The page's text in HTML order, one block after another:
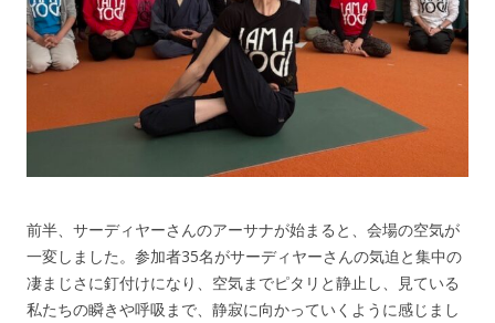
前半、サーディヤーさんのアーサナが始まると、会場の空気が
一変しました。参加者35名がサーディヤーさんの気迫と集中の
凄まじさに釘付けになり、空気までピタリと静止し、見ている
私たちの瞬きや呼吸まで、静寂に向かっていくように感じまし